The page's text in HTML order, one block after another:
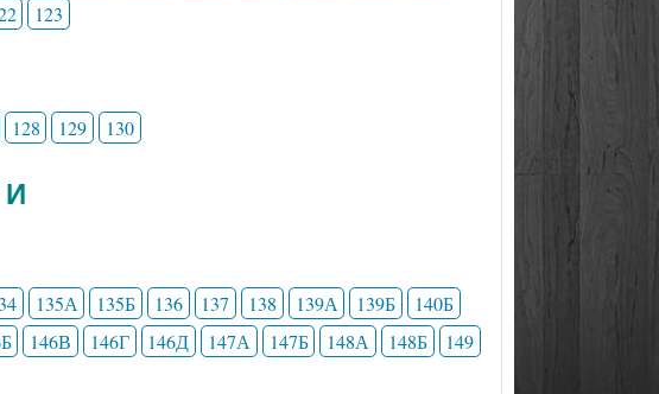
123
128 129 130
135А 135Б 136 137 138 139А 139Б
140Б
146В 146Г 146Д 147А 147Б 148А 148Б
149